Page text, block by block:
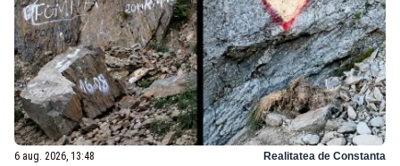
6 aug. 2026, 13:48 Realitatea de Constanta